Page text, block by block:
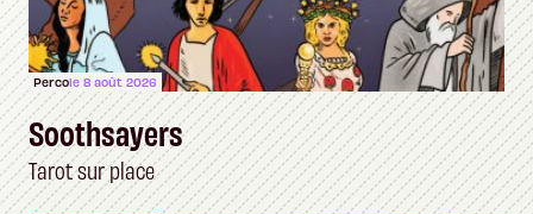
Percole 8 août 2026
Soothsayers
Tarot sur place